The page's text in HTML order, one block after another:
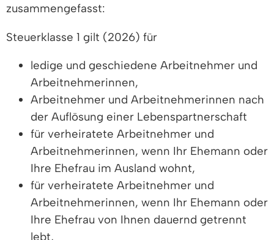
zusammengefasst:
Steuerklasse 1 gilt (2026) für
ledige und geschiedene Arbeitnehmer und
Arbeitnehmerinnen,
Arbeitnehmer und Arbeitnehmerinnen nach
der Auflösung einer Lebenspartnerschaft
für verheiratete Arbeitnehmer und
Arbeitnehmerinnen, wenn Ihr Ehemann oder
Ihre Ehefrau im Ausland wohnt,
für verheiratete Arbeitnehmer und
Arbeitnehmerinnen, wenn Ihr Ehemann oder
Ihre Ehefrau von Ihnen dauernd getrennt
lebt,